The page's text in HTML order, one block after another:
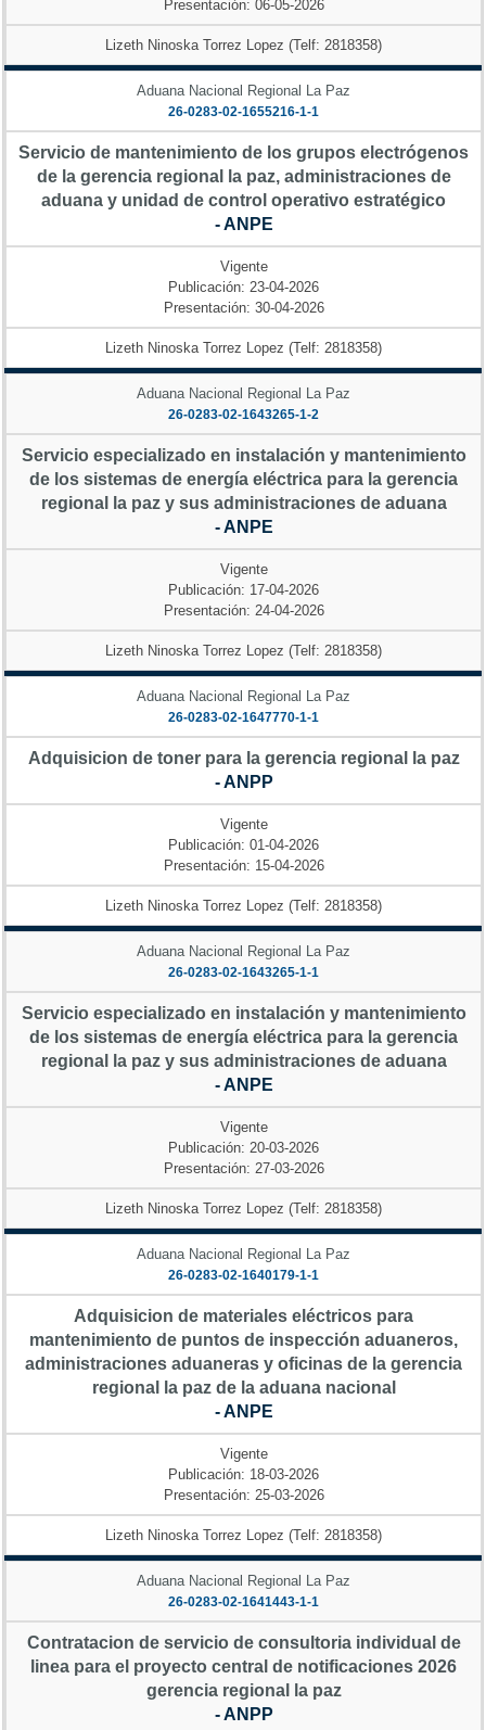
Presentación: 06-05-2026
Lizeth Ninoska Torrez Lopez (Telf: 2818358)
Aduana Nacional Regional La Paz
26-0283-02-1655216-1-1
Servicio de mantenimiento de los grupos electrógenos
de la gerencia regional la paz, administraciones de
aduana y unidad de control operativo estratégico
- ANPE
Vigente
Publicación: 23-04-2026
Presentación: 30-04-2026
Lizeth Ninoska Torrez Lopez (Telf: 2818358)
Aduana Nacional Regional La Paz
26-0283-02-1643265-1-2
Servicio especializado en instalación y mantenimiento
de los sistemas de energía eléctrica para la gerencia
regional la paz y sus administraciones de aduana
- ANPE
Vigente
Publicación: 17-04-2026
Presentación: 24-04-2026
Lizeth Ninoska Torrez Lopez (Telf: 2818358)
Aduana Nacional Regional La Paz
26-0283-02-1647770-1-1
Adquisicion de toner para la gerencia regional la paz
- ANPP
Vigente
Publicación: 01-04-2026
Presentación: 15-04-2026
Lizeth Ninoska Torrez Lopez (Telf: 2818358)
Aduana Nacional Regional La Paz
26-0283-02-1643265-1-1
Servicio especializado en instalación y mantenimiento
de los sistemas de energía eléctrica para la gerencia
regional la paz y sus administraciones de aduana
- ANPE
Vigente
Publicación: 20-03-2026
Presentación: 27-03-2026
Lizeth Ninoska Torrez Lopez (Telf: 2818358)
Aduana Nacional Regional La Paz
26-0283-02-1640179-1-1
Adquisicion de materiales eléctricos para
mantenimiento de puntos de inspección aduaneros,
administraciones aduaneras y oficinas de la gerencia
regional la paz de la aduana nacional
- ANPE
Vigente
Publicación: 18-03-2026
Presentación: 25-03-2026
Lizeth Ninoska Torrez Lopez (Telf: 2818358)
Aduana Nacional Regional La Paz
26-0283-02-1641443-1-1
Contratacion de servicio de consultoria individual de
linea para el proyecto central de notificaciones 2026
gerencia regional la paz
- ANPP